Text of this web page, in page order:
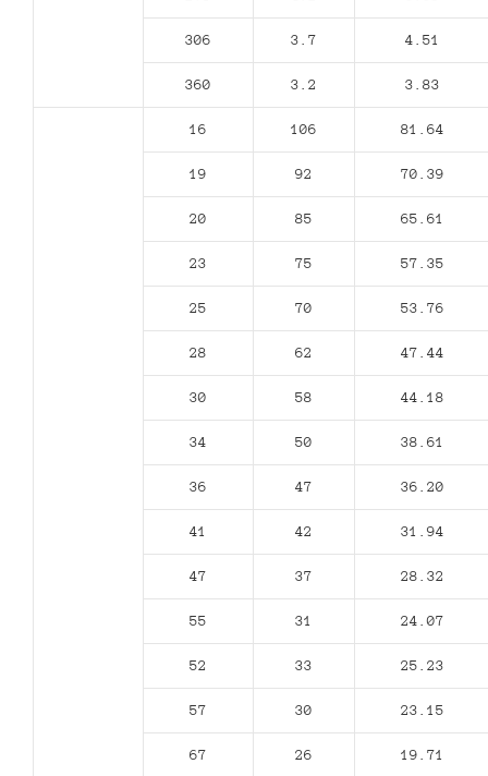
306 3.7 4.51
360 3.2 3.83
16 106 81.64
19 92 70.39
20 85 65.61
23 75 57.35
25 70 53.76
28 62 47.44
30 58 44.18
34 50 38.61
36 47 36.20
41 42 31.94
47 37 28.32
55 31 24.07
52 33 25.23
57 30 23.15
67 26 19.71